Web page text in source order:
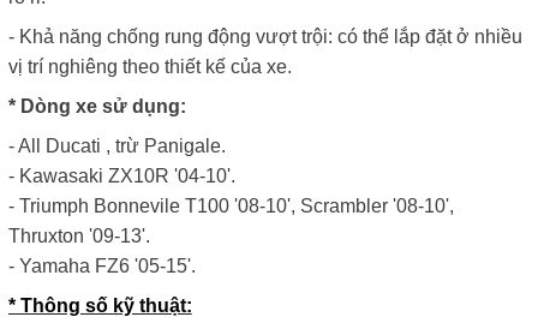
- Khả năng chống rung động vượt trội: có thể lắp đặt ở nhiều
vị trí nghiêng theo thiết kế của xe.
* Dòng xe sử dụng:
- All Ducati , trừ Panigale.
- Kawasaki ZX10R '04-10'.
- Triumph Bonnevile T100 '08-10', Scrambler '08-10',
Thruxton '09-13'.
- Yamaha FZ6 '05-15'.
* Thông số kỹ thuật: